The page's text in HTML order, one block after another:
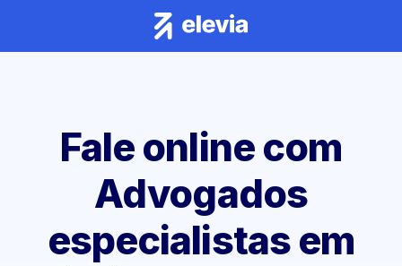
Fale online com
Advogados
especialistas em